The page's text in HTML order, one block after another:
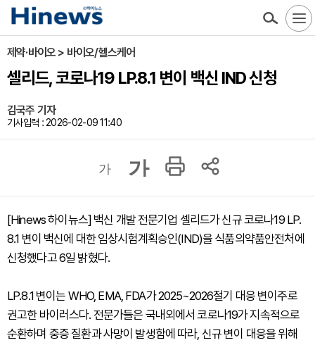
제약·바이오 > 바이오/헬스케어
셀리드, 코로나19 LP.8.1 변이 백신 IND 신청
김국주 기자
기사입력 : 2026-02-09 11:40
가 가
[Hinews 하이뉴스] 백신 개발 전문기업 셀리드가 신규 코로나19 LP.
8.1 변이 백신에 대한 임상시험계획승인(IND)을 식품의약품안전처에
신청했다고 6일 밝혔다.
LP.8.1 변이는 WHO, EMA, FDA가 2025~2026절기 대응 변이주로
권고한 바이러스다. 전문가들은 국내외에서 코로나19가 지속적으로
순환하며 중증 질환과 사망이 발생함에 따라, 신규 변이 대응을 위해